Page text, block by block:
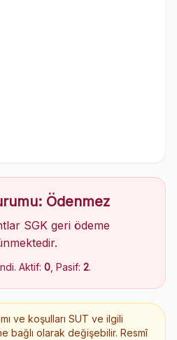
Ödenmez
SGK geri ödeme
Aktif: 0 , Pasif: 2.
ve koşulları SUT ve ilgili
bağlı olarak değişebilir. Resmî